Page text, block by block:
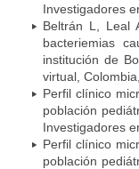
Investigadores
Beltrán L, Leal
bacteriemias
institución de
virtual,
Perfil clínico
población
Investigadores
Perfil clínico
población